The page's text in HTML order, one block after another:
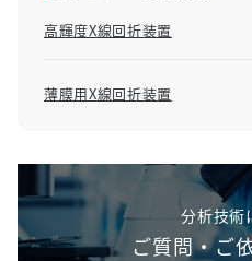
高輝度X線回折装置
薄膜用X線回折装置
分析技術
ご質問・ご